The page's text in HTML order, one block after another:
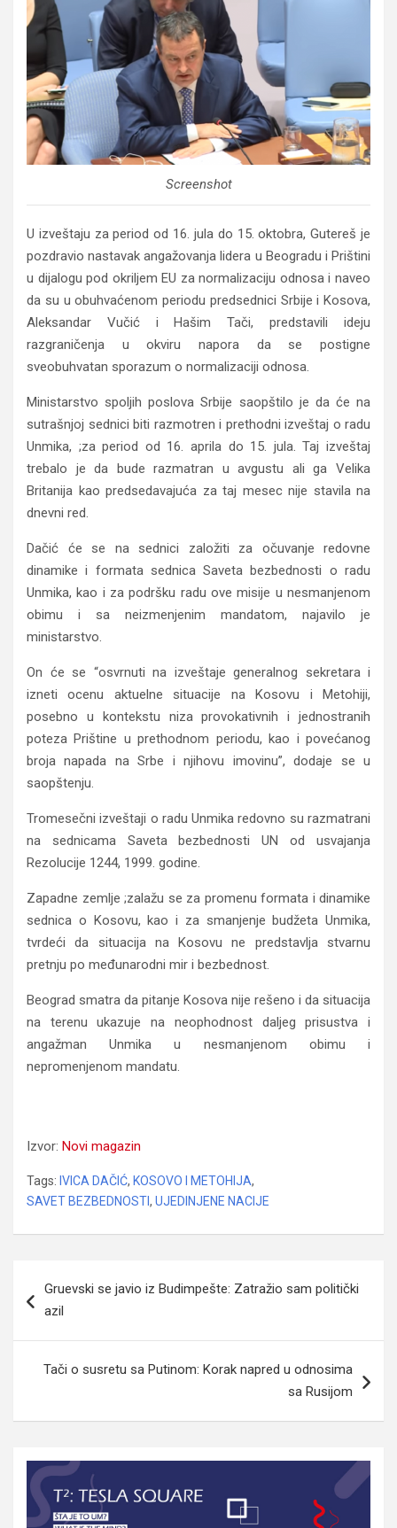
Screenshot
U izveštaju za period od 16. jula do 15. oktobra, Gutereš je
pozdravio nastavak angažovanja lidera u Beogradu i Prištini
u dijalogu pod okriljem EU za normalizaciju odnosa i naveo
da su u obuhvaćenom periodu predsednici Srbije i Kosova,
Aleksandar Vučić i Hašim Tači, predstavili ideju
razgraničenja u okviru napora da se postigne
sveobuhvatan sporazum o normalizaciji odnosa.
Ministarstvo spoljih poslova Srbije saopštilo je da će na
sutrašnjoj sednici biti razmotren i prethodni izveštaj o radu
Unmika, ;za period od 16. aprila do 15. jula. Taj izveštaj
trebalo je da bude razmatran u avgustu ali ga Velika
Britanija kao predsedavajuća za taj mesec nije stavila na
dnevni red.
Dačić će se na sednici založiti za očuvanje redovne
dinamike i formata sednica Saveta bezbednosti o radu
Unmika, kao i za podršku radu ove misije u nesmanjenom
obimu i sa neizmenjenim mandatom, najavilo je
ministarstvo.
On će se “osvrnuti na izveštaje generalnog sekretara i
izneti ocenu aktuelne situacije na Kosovu i Metohiji,
posebno u kontekstu niza provokativnih i jednostranih
poteza Prištine u prethodnom periodu, kao i povećanog
broja napada na Srbe i njihovu imovinu”, dodaje se u
saopštenju.
Tromesečni izveštaji o radu Unmika redovno su razmatrani
na sednicama Saveta bezbednosti UN od usvajanja
Rezolucije 1244, 1999. godine.
Zapadne zemlje ;zalažu se za promenu formata i dinamike
sednica o Kosovu, kao i za smanjenje budžeta Unmika,
tvrdeći da situacija na Kosovu ne predstavlja stvarnu
pretnju po međunarodni mir i bezbednost.
Beograd smatra da pitanje Kosova nije rešeno i da situacija
na terenu ukazuje na neophodnost daljeg prisustva i
angažman Unmika u nesmanjenom obimu i
nepromenjenom mandatu.
Izvor: Novi magazin
Tags: IVICA DAČIĆ, KOSOVO I METOHIJA,
SAVET BEZBEDNOSTI, UJEDINJENE NACIJE
članaka
Gruevski se javio iz Budimpešte: Zatražio sam politički
azil
Tači o susretu sa Putinom: Korak napred u odnosima
sa Rusijom